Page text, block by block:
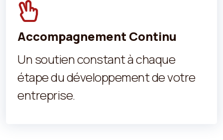
Accompagnement Continu
Un soutien constant à chaque
étape du développement de votre
entreprise.